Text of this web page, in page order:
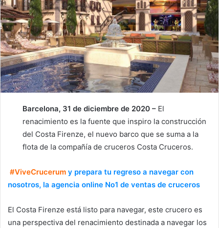
Barcelona, 31 de diciembre de 2020 – El
renacimiento es la fuente que inspiro la construcción
del Costa Firenze, el nuevo barco que se suma a la
flota de la compañía de cruceros Costa Cruceros.
#ViveCrucerum y prepara tu regreso a navegar con
nosotros, la agencia online No1 de ventas de cruceros
El Costa Firenze está listo para navegar, este crucero es
una perspectiva del renacimiento destinada a navegar los